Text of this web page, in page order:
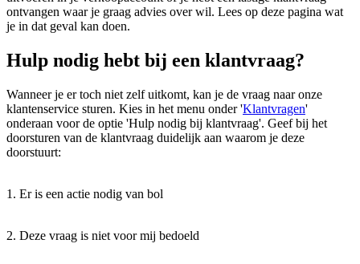
ontvangen waar je graag advies over wil. Lees op deze pagina wat
je in dat geval kan doen.
Hulp nodig hebt bij een klantvraag?
Wanneer je er toch niet zelf uitkomt, kan je de vraag naar onze
klantenservice sturen. Kies in het menu onder 'Klantvragen'
onderaan voor de optie 'Hulp nodig bij klantvraag'. Geef bij het
doorsturen van de klantvraag duidelijk aan waarom je deze
doorstuurt:
1. Er is een actie nodig van bol
2. Deze vraag is niet voor mij bedoeld